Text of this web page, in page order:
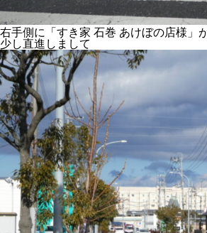
右手側に「すき家 石巻 あけぼの店様」
少し直進しまして